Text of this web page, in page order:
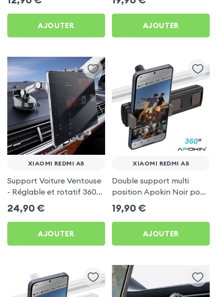
AJOUTER AJOUTER
XIAOMI REDMI A5
Support Voiture Ventouse
- Réglable et rotatif 360°
pour Xiaomi Redmi A5
24,90 €
AJOUTER
XIAOMI REDMI A5
Double support multi
position Apokin Noir pour
Xiaomi Redmi A5
19,90 €
AJOUTER